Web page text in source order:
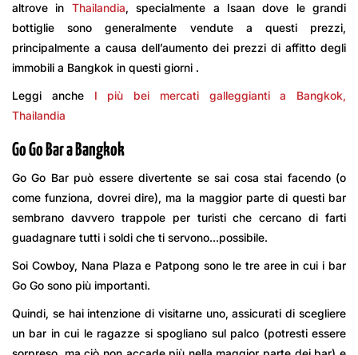
altrove in Thailandia, specialmente a Isaan dove le grandi
bottiglie sono generalmente vendute a questi prezzi,
principalmente a causa dell’aumento dei prezzi di affitto degli
immobili a Bangkok in questi giorni .
Leggi anche I più bei mercati galleggianti a Bangkok,
Thailandia
Go Go Bar a Bangkok
Go Go Bar può essere divertente se sai cosa stai facendo (o
come funziona, dovrei dire), ma la maggior parte di questi bar
sembrano davvero trappole per turisti che cercano di farti
guadagnare tutti i soldi che ti servono…possibile.
Soi Cowboy, Nana Plaza e Patpong sono le tre aree in cui i bar
Go Go sono più importanti.
Quindi, se hai intenzione di visitarne uno, assicurati di scegliere
un bar in cui le ragazze si spogliano sul palco (potresti essere